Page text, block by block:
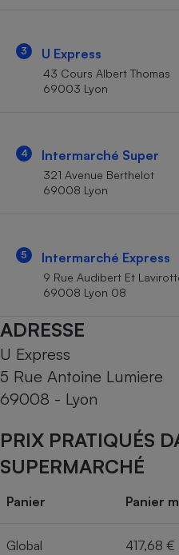
3 U Express
43 Cours Albert Thomas
69003 Lyon
4 Intermarché Super
321 Avenue Berthelot
69008 Lyon
5 Intermarché Express
9 Rue Audibert Et
69008 Lyon 08
ADRESSE
U Express
5 Rue Antoine Lumiere
69008 - Lyon
PRIX PRATIQUÉS
SUPERMARCHÉ
Panier Panier
Global 417,68 €